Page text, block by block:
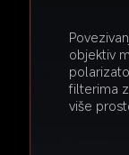
objektiv
filterima
više